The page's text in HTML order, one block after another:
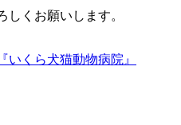
しくお願いします。